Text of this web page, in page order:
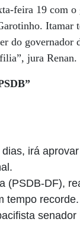
feira 19 com
Itamar
do governador
jura Renan.
irá
(PSDB-DF),
tempo recorde.
senador